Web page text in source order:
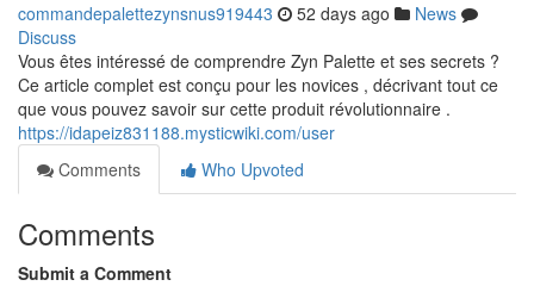
commandepalettezynsnus919443 52 days ago
News
Discuss
Vous êtes intéressé de comprendre Zyn Palette et ses secrets ?
Ce article complet est conçu pour les novices , décrivant tout ce
que vous pouvez savoir sur cette produit révolutionnaire .
https://idapeiz831188.mysticwiki.com/user
Comments
Who Upvoted
Comments
Submit a Comment